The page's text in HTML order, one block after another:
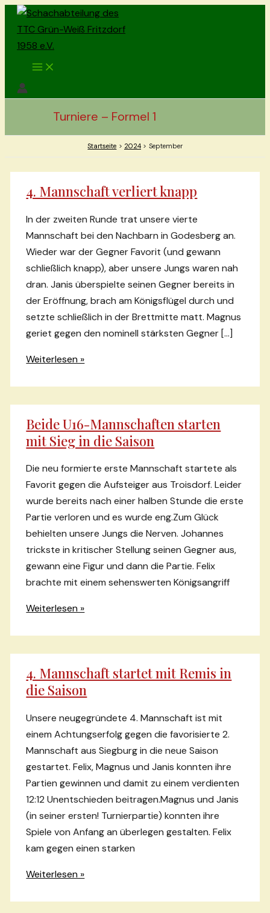
Zum
Inhalt
springen
Main
Menu
Turniere – Formel 1
Startseite 2024 September
4. Mannschaft verliert knapp
In der zweiten Runde trat unsere vierte
Mannschaft bei den Nachbarn in Godesberg an.
Wieder war der Gegner Favorit (und gewann
schließlich knapp), aber unsere Jungs waren nah
dran. Janis überspielte seinen Gegner bereits in
der Eröffnung, brach am Königsflügel durch und
setzte schließlich in der Brettmitte matt. Magnus
geriet gegen den nominell stärksten Gegner […]
4.
verliert
knapp
Weiterlesen »
Beide U16-Mannschaften starten
mit Sieg in die Saison
Die neu formierte erste Mannschaft startete als
Favorit gegen die Aufsteiger aus Troisdorf. Leider
wurde bereits nach einer halben Stunde die erste
Partie verloren und es wurde eng.Zum Glück
behielten unsere Jungs die Nerven. Johannes
trickste in kritischer Stellung seinen Gegner aus,
gewann eine Figur und dann die Partie. Felix
brachte mit einem sehenswerten Königsangriff
Beide
starten
mit
Sieg
die
Saison
Weiterlesen »
4. Mannschaft startet mit Remis in
die Saison
Unsere neugegründete 4. Mannschaft ist mit
einem Achtungserfolg gegen die favorisierte 2.
Mannschaft aus Siegburg in die neue Saison
gestartet. Felix, Magnus und Janis konnten ihre
Partien gewinnen und damit zu einem verdienten
12:12 Unentschieden beitragen.Magnus und Janis
(in seiner ersten! Turnierpartie) konnten ihre
Spiele von Anfang an überlegen gestalten. Felix
kam gegen einen starken
4.
startet
Weiterlesen »